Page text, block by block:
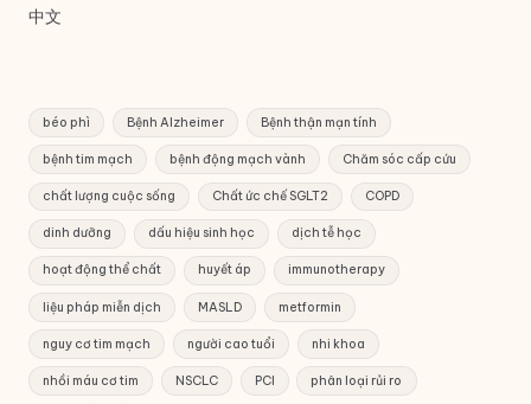
中文
béo phì Bệnh Alzheimer Bệnh thận mạn tính
bệnh tim mạch bệnh động mạch vành Chăm sóc cấp cứu
chất lượng cuộc sống Chất ức chế SGLT2 COPD
dinh dưỡng dấu hiệu sinh học dịch tễ học
hoạt động thể chất huyết áp immunotherapy
liệu pháp miễn dịch MASLD metformin
nguy cơ tim mạch người cao tuổi nhi khoa
nhồi máu cơ tim NSCLC PCI phân loại rủi ro